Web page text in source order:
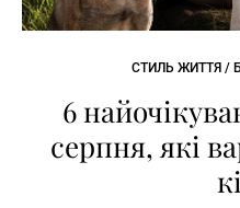
СТИЛЬ ЖИТТЯ /
6
серпня, які